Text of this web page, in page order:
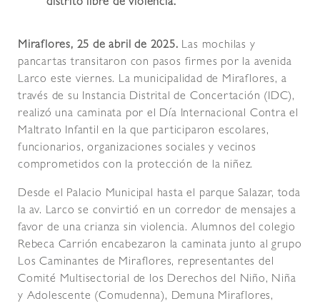
distrito libre de violencia.
Miraflores, 25 de abril de 2025. Las mochilas y
pancartas transitaron con pasos firmes por la avenida
Larco este viernes. La municipalidad de Miraflores, a
través de su Instancia Distrital de Concertación (IDC),
realizó una caminata por el Día Internacional Contra el
Maltrato Infantil en la que participaron escolares,
funcionarios, organizaciones sociales y vecinos
comprometidos con la protección de la niñez.
Desde el Palacio Municipal hasta el parque Salazar, toda
la av. Larco se convirtió en un corredor de mensajes a
favor de una crianza sin violencia. Alumnos del colegio
Rebeca Carrión encabezaron la caminata junto al grupo
Los Caminantes de Miraflores, representantes del
Comité Multisectorial de los Derechos del Niño, Niña
y Adolescente (Comudenna), Demuna Miraflores,